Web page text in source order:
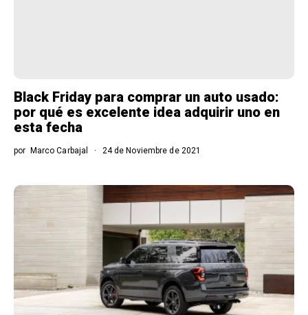
Black Friday para comprar un auto usado:
por qué es excelente idea adquirir uno en
esta fecha
por Marco Carbajal 24 de Noviembre de 2021